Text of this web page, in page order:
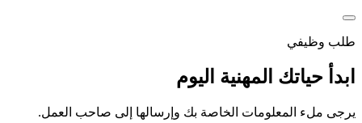
طلب وظيفي
ابدأ حياتك المهنية اليوم
يرجى ملء المعلومات الخاصة بك وإرسالها إلى صاحب العمل.